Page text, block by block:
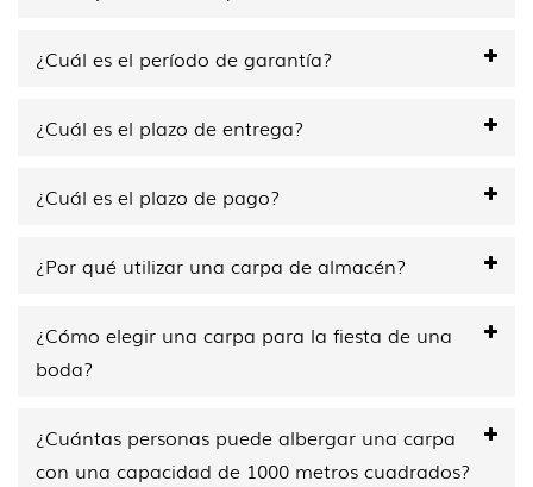
¿Cuál es el período de garantía?
¿Cuál es el plazo de entrega?
¿Cuál es el plazo de pago?
¿Por qué utilizar una carpa de almacén?
¿Cómo elegir una carpa para la fiesta de una
boda?
¿Cuántas personas puede albergar una carpa
con una capacidad de 1000 metros cuadrados?